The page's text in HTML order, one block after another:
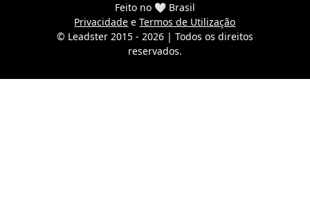
Feito no 🤍 Brasil
Privacidade e Termos de Utilização
© Leadster 2015 - 2026| Todos os direitos
reservados.